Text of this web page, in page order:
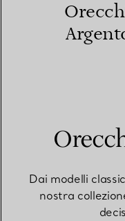
Dai modelli
nostra